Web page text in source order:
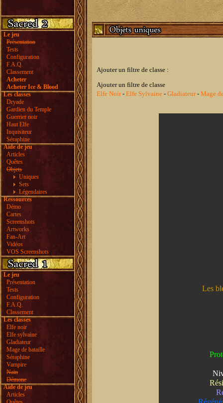
Le jeu
Présentation
Tests
Configuration
F.A.Q.
Classement
Acheter
Acheter Ice & Blood
Les classes
Dryade
Gardien du Temple
Guerrier noir
Haut Elfe
Inquisiteur
Séraphine
Aide de jeu
Articles
Quêtes
Objets
Uniques
Sets
Légendaires
Ressources
Démo
Cartes
Screenshots
Artworks
Fan-Art
Vidéos
VOS Screenshots
Le jeu
Présentation
Tests
Configuration
F.A.Q.
Classement
Les classes
Elfe noir
Elfe sylvaine
Gladiateur
Mage de bataille
Séraphine
Vampire
Nain
Démone
Aide de jeu
Articles
Ajouter un filtre de classe :
Ajouter un filtre de classe
Elfe Noir- Elfe Sylvaine - Gladiateur- Mage
Les